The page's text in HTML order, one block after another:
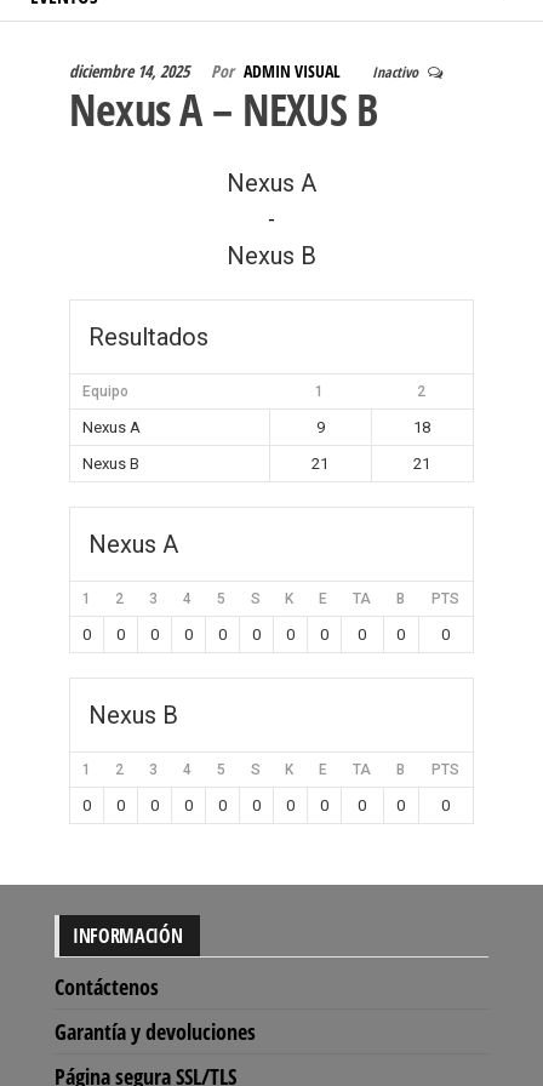
diciembre 14, 2025 Por ADMIN VISUAL Inactivo
Nexus A – NEXUS B
Nexus A
-
Nexus B
Resultados
Equipo 1 2
Nexus A 9
18
Nexus B
21 21
Nexus A
1 2 3 4 5 S K E TA B PTS
0 0 0 0 0 0 0 0 0 0 0
Nexus B
1 2 3 4 5 S K E TA B PTS
0 0 0 0 0 0 0 0 0 0 0
INFORMACIÓN
Contáctenos
Garantía y devoluciones
Página segura SSL/TLS